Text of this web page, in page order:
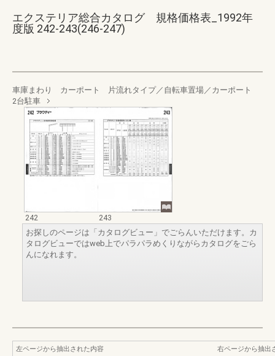
エクステリア総合カタログ 規格価格表_1992年
度版 242-243(246-247)
車庫まわり カーポート 片流れタイプ／自転車置場／カーポート
2台駐車
242
243
お探しのページは「カタログビュー」でごらんいただけます。カ
タログビューではweb上でパラパラめくりながらカタログをごら
んになれます。
左ページから抽出された内容
右ページから抽出